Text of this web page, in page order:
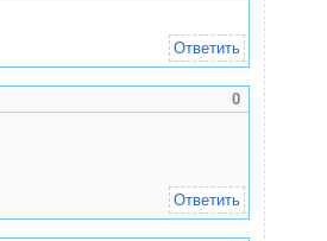
Ответить
0
Ответить